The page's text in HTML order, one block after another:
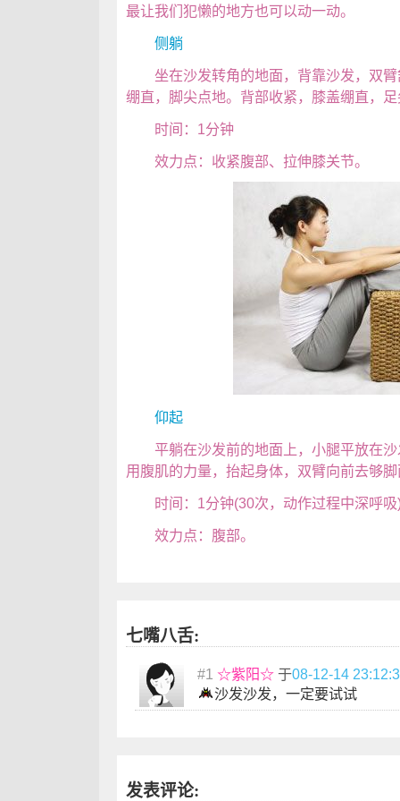
最让我们犯懒的地方也可以动一动。
侧躺
坐在沙发转角的地面，背靠沙发，双臂
绷直，脚尖点地。背部收紧，膝盖绷直，
时间：1分钟
效力点：收紧腹部、拉伸膝关节。
仰起
平躺在沙发前的地面上，小腿平放在沙
用腹肌的力量，抬起身体，双臂向前去够
时间：1分钟(30次，动作过程中深呼吸
效力点：腹部。
七嘴八舌:
#1 ☆紫阳☆ 于08-12-14
沙发沙发，一定要试试
发表评论: